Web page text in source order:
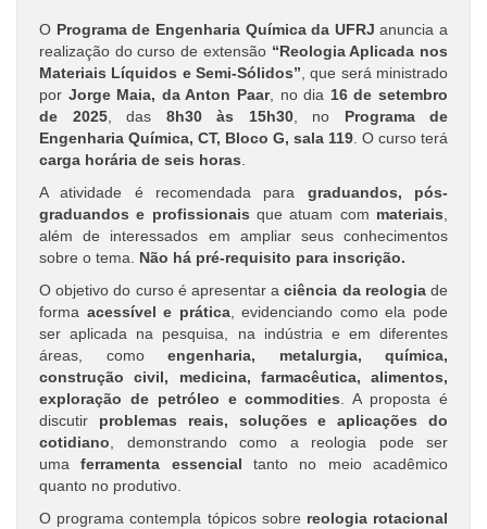
O Programa de Engenharia Química da UFRJ anuncia a
realização do curso de extensão “Reologia Aplicada nos
Materiais Líquidos e Semi-Sólidos” , que será ministrado
por Jorge Maia, da Anton Paar, no dia 16 de setembro
de 2025, das 8h30 às 15h30, no Programa de
Engenharia Química, CT, Bloco G, sala 119 . O curso terá
carga horária de seis horas
A atividade é recomendada para graduandos, pós-
graduandos e profissionais que atuam com materiais
além de interessados em ampliar seus conhecimentos
sobre o tema. Não há pré-requisito para inscrição.
O objetivo do curso é apresentar aciência da reologiade
forma acessível e prática, evidenciando como ela pode
ser aplicada na pesquisa, na indústria e em diferentes
áreas, como engenharia, metalurgia, química,
construção civil, medicina, farmacêutica, alimentos,
exploração de petróleo e commodities . A proposta é
discutir problemas reais, soluções e aplicações do
cotidiano , demonstrando como a reologia pode ser
umaferramenta essencial tanto no meio acadêmico
quanto no produtivo.
O programa contempla tópicos sobre reologia rotacional